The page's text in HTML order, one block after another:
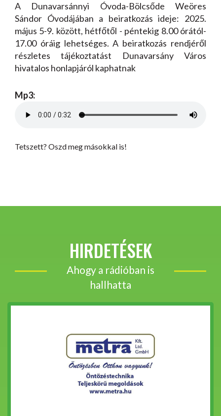
A Dunavarsánnyi Óvoda-Bölcsőde Weöres
Sándor Óvodájában a beiratkozás ideje: 2025.
május 5-9. között, hétfőtől - péntekig 8.00 órától-
17.00 óráig lehetséges. A beiratkozás rendjéről
részletes tájékoztatást Dunavarsány Város
hivatalos honlapjáról kaphatnak
Mp3:
Tetszett? Oszd meg másokkal is!
HIRDETÉSEK
Ahogy a rádióban is
hallhatta